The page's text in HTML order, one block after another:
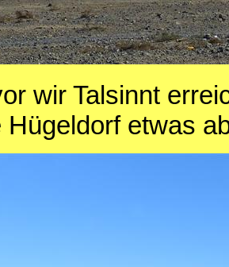
wir Talsinnt
Hügeldorf etwas